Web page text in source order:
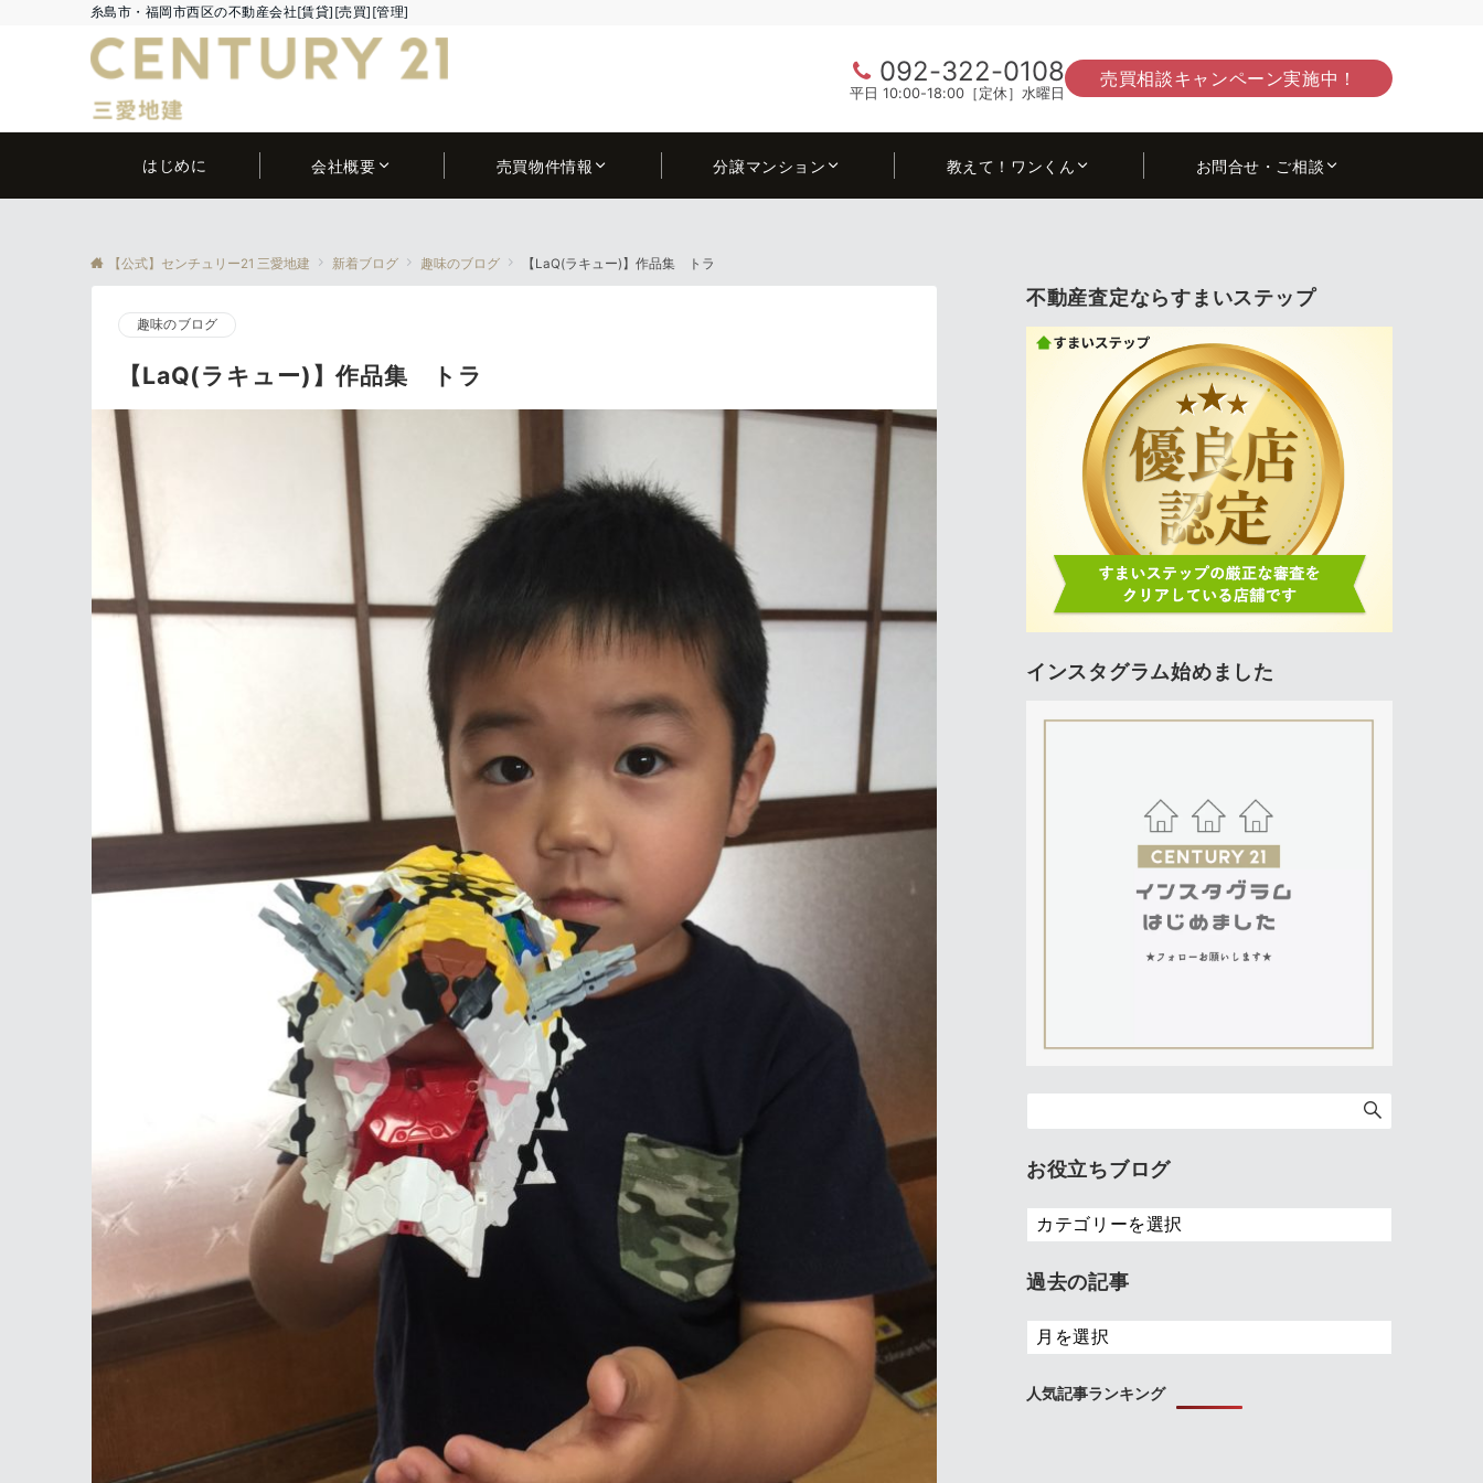
糸島市・福岡市西区の不動産会社[賃貸][売買][管理]
092-322-0108
平日 10:00-18:00［定休］水曜日
売買相談キャンペーン実施中！
はじめに 会社概要 売買物件情報 分譲マンション 教えて！ワンくん お問合せ・ご相談
【公式】センチュリー21 三愛地建 新着ブログ 趣味のブログ 【LaQ(ラキュー)】作品集 トラ
趣味のブログ
【LaQ(ラキュー)】作品集 トラ
不動産査定ならすまいステップ
インスタグラム始めました
お役立ちブログ
お
役
ち
グ
過去の記事
過
去
記
人気記事ランキング